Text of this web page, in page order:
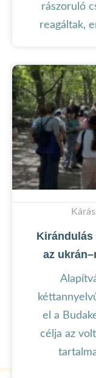
rászoruló
reagáltak,
Kirándulás
az
el a
célja az